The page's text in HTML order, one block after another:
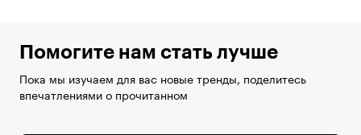
Помогите нам стать лучше
Пока мы изучаем для вас новые тренды, поделитесь
впечатлениями о прочитанном